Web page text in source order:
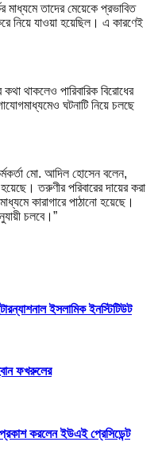
মাধ্যমে তাদের মেয়েকে প্রভাবিত
নিয়ে যাওয়া হয়েছিল। এ কারণেই
থাকলেও পারিবারিক বিরোধের
ঘটনাটি নিয়ে চলছে
মো. আদিল হোসেন বলেন,
তরুণীর পরিবারের দায়ের করা
কারাগারে পাঠানো হয়েছে।
চলবে।”
ইসলামিক ইনস্টিটিউট
ফখরুলের
করলেন ইউএই প্রেসিডেন্ট